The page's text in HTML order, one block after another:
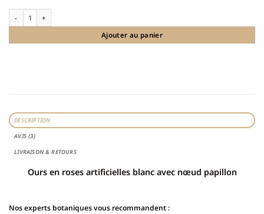
Ajouter au panier
DESCRIPTION
AVIS (3)
LIVRAISON & RETOURS
Ours en roses artificielles blanc avec nœud papillon
Nos experts botaniques vous recommandent :